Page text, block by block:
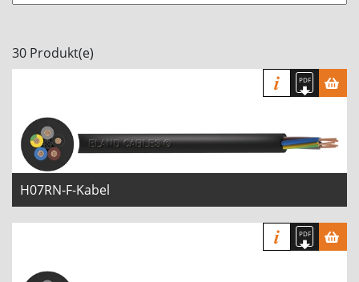
30 Produkt(e)
H07RN-F-Kabel